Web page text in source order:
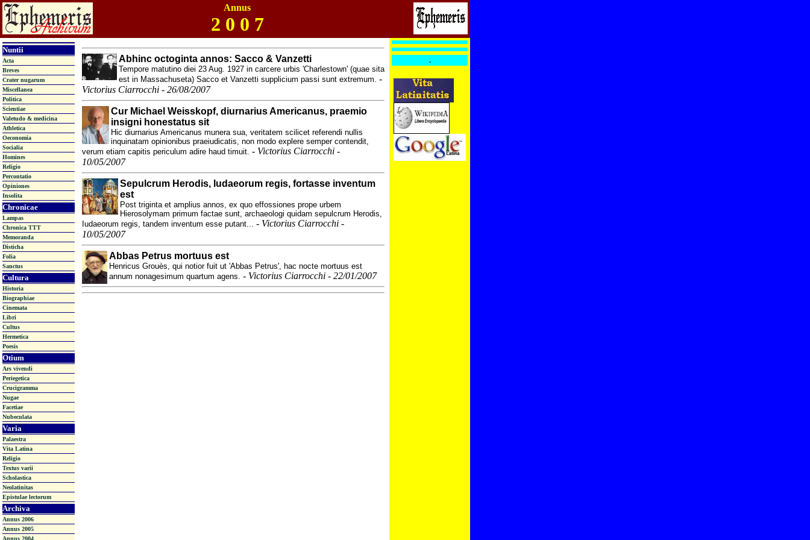
Annus
2 0 0 7
Nuntii
Acta
Breves
Crater nugarum
Miscellanea
Politica
Scientiae
Valetudo & medicina
Athletica
Oeconomia
Socialia
Homines
Religio
Percontatio
Opiniones
Insolita
Chronicae
Lampas
Chronica TTT
Memoranda
Disticha
Folia
Sanctus
Cultura
Historia
Biographiae
Cinemata
Libri
Cultus
Hermetica
Poesis
Otium
Ars vivendi
Periegetica
Crucigramma
Nugae
Facetiae
Nubeculata
Varia
Palaestra
Vita Latina
Religio
Textus varii
Scholastica
Neolatinitas
Epistulae lectorum
Archiva
Annus 2006
Annus 2005
Annus 2004
Abhinc octoginta annos: Sacco & Vanzetti
Tempore matutino diei 23 Aug. 1927 in carcere urbis 'Charlestown' (quae sita
est in Massachuseta) Sacco et Vanzetti supplicium passi sunt extremum. -
Victorius Ciarrocchi - 26/08/2007
Cur Michael Weisskopf, diurnarius Americanus, praemio
insigni honestatus sit
Hic diurnarius Americanus munera sua, veritatem scilicet referendi nullis
inquinatam opinionibus praeiudicatis, non modo explere semper contendit,
verum etiam capitis periculum adire haud timuit. - Victorius Ciarrocchi -
10/05/2007
Sepulcrum Herodis, Iudaeorum regis, fortasse inventum
est
Post triginta et amplius annos, ex quo effossiones prope urbem
Hierosolymam primum factae sunt, archaeologi quidam sepulcrum Herodis,
Iudaeorum regis, tandem inventum esse putant... - Victorius Ciarrocchi -
10/05/2007
Abbas Petrus mortuus est
Henricus Grouès, qui notior fuit ut 'Abbas Petrus', hac nocte mortuus est
annum nonagesimum quartum agens. - Victorius Ciarrocchi - 22/01/2007
.